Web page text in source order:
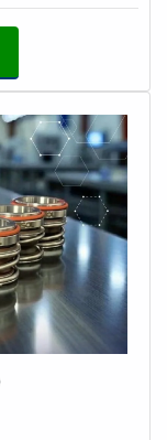
da compra
rotativas são p